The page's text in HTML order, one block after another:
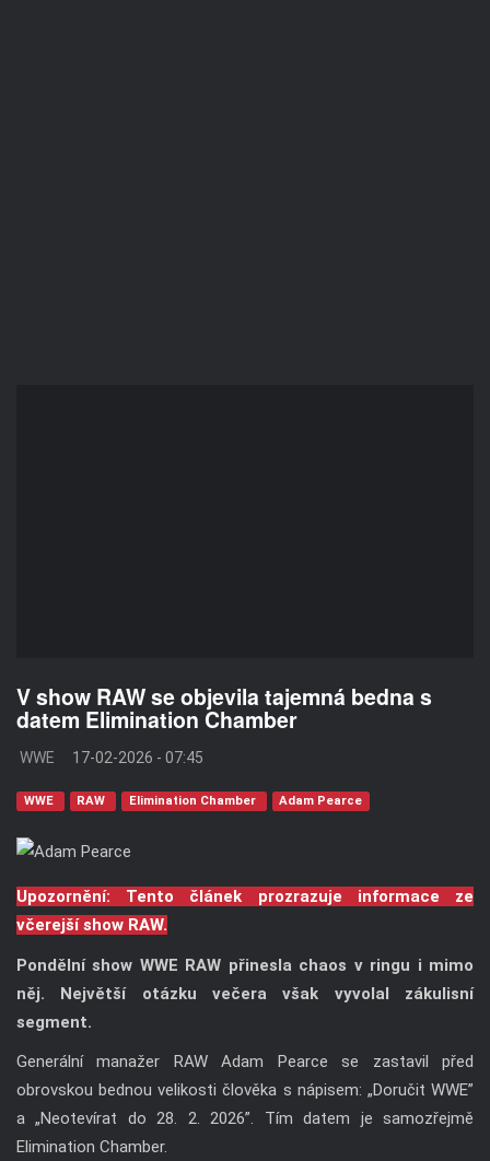
V show RAW se objevila tajemná bedna s
datem Elimination Chamber
WWE 17-02-2026 - 07:45
WWE RAW Elimination Chamber Adam Pearce
Upozornění: Tento článek prozrazuje informace ze
včerejší show RAW.
Pondělní show WWE RAW přinesla chaos v ringu i mimo
něj. Největší otázku večera však vyvolal zákulisní
segment.
Generální manažer RAW Adam Pearce se zastavil před
obrovskou bednou velikosti člověka s nápisem: „Doručit WWE”
a „Neotevírat do 28. 2. 2026”. Tím datem je samozřejmě
Elimination Chamber.